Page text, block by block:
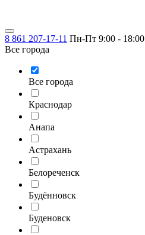
8 861 207-17-11 Пн-Пт 9:00 - 18:00
Все города
Все города
Краснодар
Анапа
Астрахань
Белореченск
Будённовск
Буденовск